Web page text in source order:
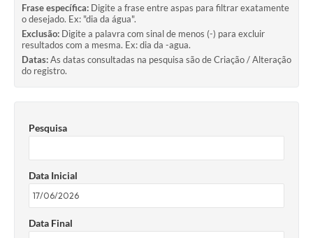
Frase específica: Digite a frase entre aspas para filtrar exatamente
o desejado. Ex: "dia da água".
Exclusão: Digite a palavra com sinal de menos (-) para excluir
resultados com a mesma. Ex: dia da -agua.
Datas:As datas consultadas na pesquisa são de Criação / Alteração
do registro.
Pesquisa
Data Inicial
Data Final